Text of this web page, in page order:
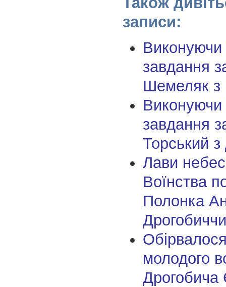
записи:
завдання
Шемеляк з
завдання
Торський
Лави
Воїнства
Полонка
молодого
Дрогобича